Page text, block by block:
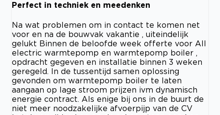
Perfect in techniek en meedenken
Na wat problemen om in contact te komen net
voor en na de bouwvak vakantie , uiteindelijk
gelukt Binnen de beloofde week offerte voor All
electric warmtepomp en warmtepomp boiler ,
opdracht gegeven en installatie binnen 3 weken
geregeld. In de tussentijd samen oplossing
gevonden om warmtepomp boiler te laten
aangaan op lage stroom prijzen ivm dynamisch
energie contract. Als enige bij ons in de buurt de
niet meer noodzakelijke afvoerpijp van de CV